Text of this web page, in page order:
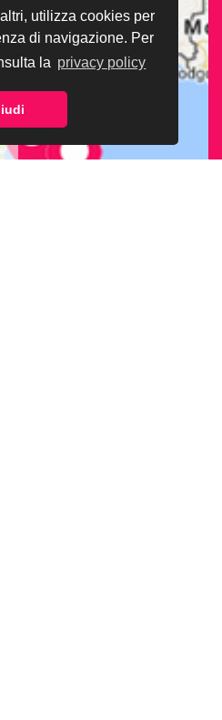
utilizza cookies per
di navigazione. Per
la privacy policy